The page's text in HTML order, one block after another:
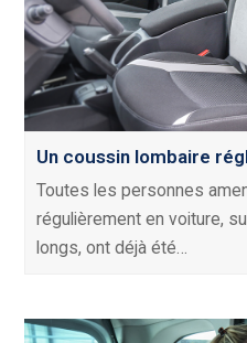
Un coussin lombaire
Toutes les personnes
régulièrement en voiture,
longs, ont déjà été…